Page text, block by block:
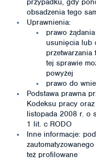
obsadzenia tego
Uprawnienia:
prawo
usunięcia lub
tej sprawie
powyżej
prawo do
Podstawa prawna
Kodeksu pracy
listopada 2008 r. o
1 lit. c RODO
Inne informacje:
też profilowane